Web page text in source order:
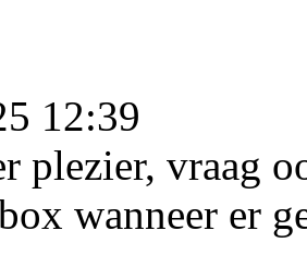
12:39
plezier, vraag
wanneer er